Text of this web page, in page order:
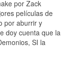
por Zack
películas de
por aburrir y
doy cuenta que la
SI la